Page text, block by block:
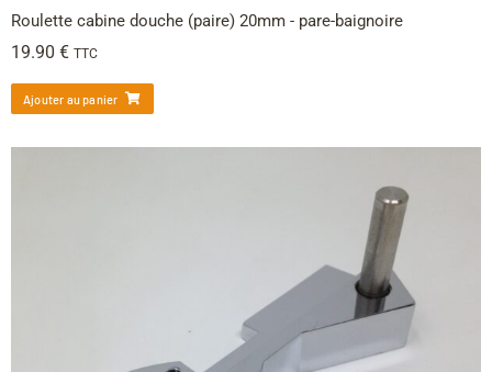
Roulette cabine douche (paire) 20mm - pare-baignoire
19.90 € TTC
Ajouter au panier